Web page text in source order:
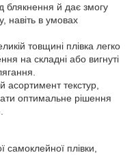
блякнення й дає змогу
навіть в умовах
товщині плівка легко
на складні або вигнуті
асортимент текстур,
оптимальне рішення
плівки,